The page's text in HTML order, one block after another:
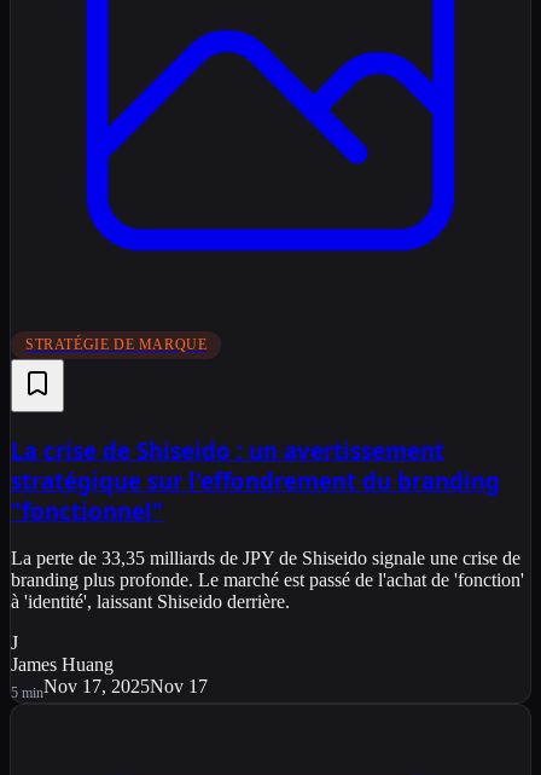
STRATÉGIE DE MARQUE
La crise de Shiseido : un avertissement
stratégique sur l'effondrement du branding
"fonctionnel"
La perte de 33,35 milliards de JPY de Shiseido signale une crise de
branding plus profonde. Le marché est passé de l'achat de 'fonction'
à 'identité', laissant Shiseido derrière.
J
James Huang
5 minNov 17, 2025Nov 17